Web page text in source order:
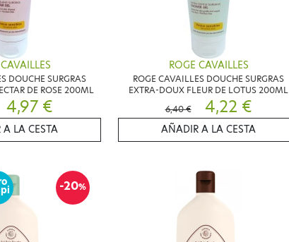
DOUCHE SURGRAS
DE ROSE 200ML
4,97 €
LA CESTA
ROGE CAVAILLES
ROGE CAVAILLES DOUCHE SURGRAS
EXTRA-DOUX FLEUR DE LOTUS 200ML
6,40 €
4,22 €
AÑADIR A LA CESTA
-20%